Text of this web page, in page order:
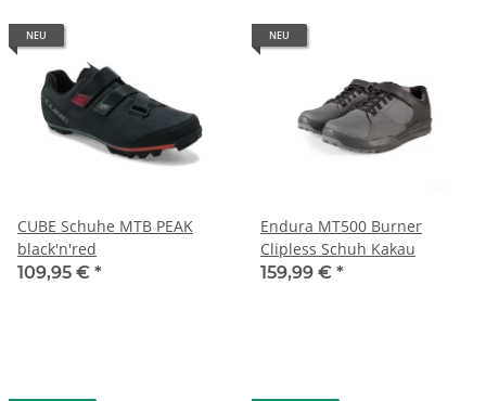
NEU
CUBE Schuhe MTB PEAK
black'n'red
109,95 € *
NEU
Endura MT500 Burner
Clipless Schuh Kakau
159,99 € *